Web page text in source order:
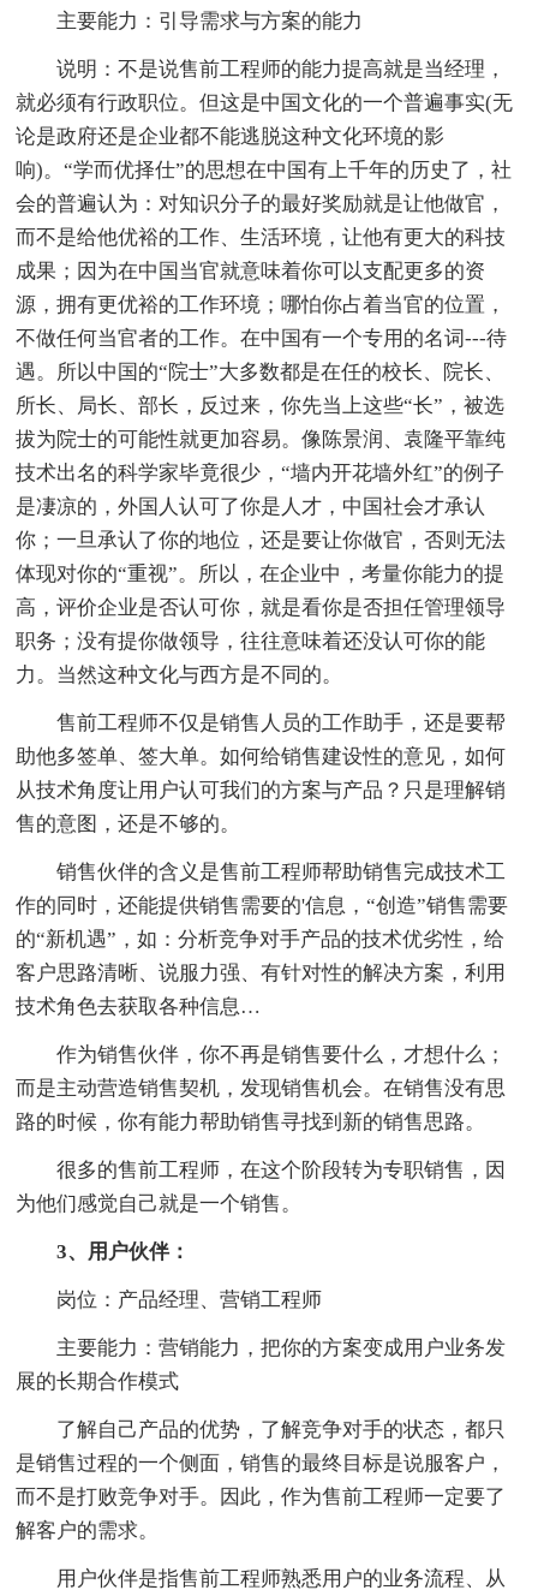
主要能力：引导需求与方案的能力
说明：不是说售前工程师的能力提高就是当经理，
就必须有行政职位。但这是中国文化的一个普遍事实(无
论是政府还是企业都不能逃脱这种文化环境的影
响)。“学而优择仕”的思想在中国有上千年的历史了，社
会的普遍认为：对知识分子的最好奖励就是让他做官，
而不是给他优裕的工作、生活环境，让他有更大的科技
成果；因为在中国当官就意味着你可以支配更多的资
源，拥有更优裕的工作环境；哪怕你占着当官的位置，
不做任何当官者的工作。在中国有一个专用的名词---待
遇。所以中国的“院士”大多数都是在任的校长、院长、
所长、局长、部长，反过来，你先当上这些“长”，被选
拔为院士的可能性就更加容易。像陈景润、袁隆平靠纯
技术出名的科学家毕竟很少，“墙内开花墙外红”的例子
是凄凉的，外国人认可了你是人才，中国社会才承认
你；一旦承认了你的地位，还是要让你做官，否则无法
体现对你的“重视”。所以，在企业中，考量你能力的提
高，评价企业是否认可你，就是看你是否担任管理领导
职务；没有提你做领导，往往意味着还没认可你的能
力。当然这种文化与西方是不同的。
售前工程师不仅是销售人员的工作助手，还是要帮
助他多签单、签大单。如何给销售建设性的意见，如何
从技术角度让用户认可我们的方案与产品？只是理解销
售的意图，还是不够的。
销售伙伴的含义是售前工程师帮助销售完成技术工
作的同时，还能提供销售需要的'信息，“创造”销售需要
的“新机遇”，如：分析竞争对手产品的技术优劣性，给
客户思路清晰、说服力强、有针对性的解决方案，利用
技术角色去获取各种信息…
作为销售伙伴，你不再是销售要什么，才想什么；
而是主动营造销售契机，发现销售机会。在销售没有思
路的时候，你有能力帮助销售寻找到新的销售思路。
很多的售前工程师，在这个阶段转为专职销售，因
为他们感觉自己就是一个销售。
3、用户伙伴：
岗位：产品经理、营销工程师
主要能力：营销能力，把你的方案变成用户业务发
展的长期合作模式
了解自己产品的优势，了解竞争对手的状态，都只
是销售过程的一个侧面，销售的最终目标是说服客户，
而不是打败竞争对手。因此，作为售前工程师一定要了
解客户的需求。
用户伙伴是指售前工程师熟悉用户的业务流程、从